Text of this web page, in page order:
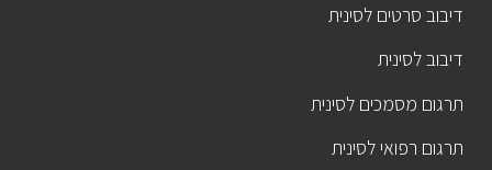
דיבוב סרטים לסינית
דיבוב לסינית
תרגום מסמכים לסינית
תרגום רפואי לסינית